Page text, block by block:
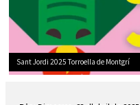
Sant Jordi 2025 Torroella de Montgrí